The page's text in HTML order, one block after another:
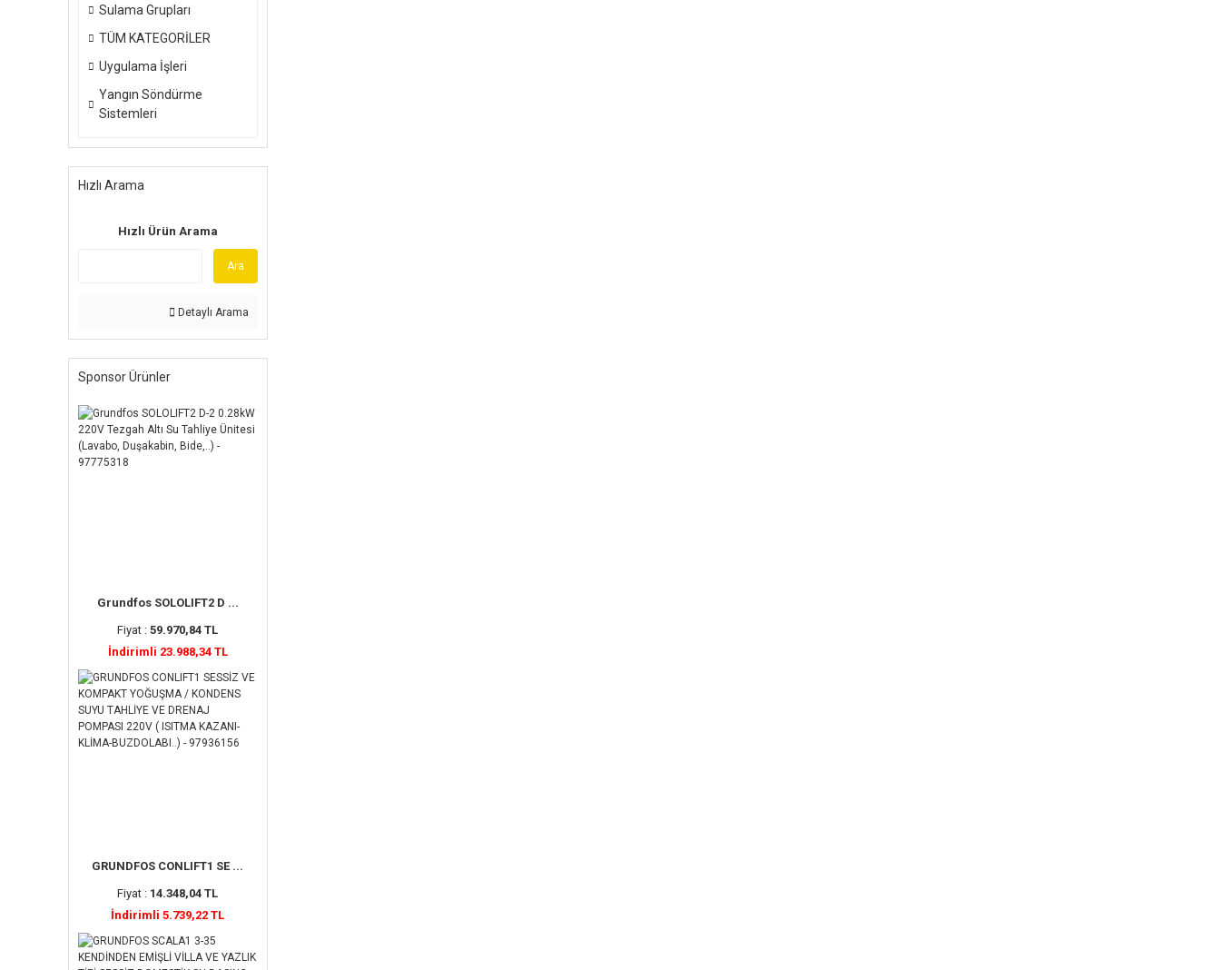
Sulama Grupları
TÜM KATEGORİLER
Uygulama İşleri
Yangın Söndürme
Sistemleri
Hızlı Arama
Hızlı Ürün Arama
Ara
Detaylı Arama
Sponsor Ürünler
Grundfos SOLOLIFT2 D ...
Fiyat :59.970,84 TL
İndirimli 23.988,34 TL
GRUNDFOS CONLIFT1 SE ...
Fiyat : 14.348,04 TL
İndirimli 5.739,22 TL